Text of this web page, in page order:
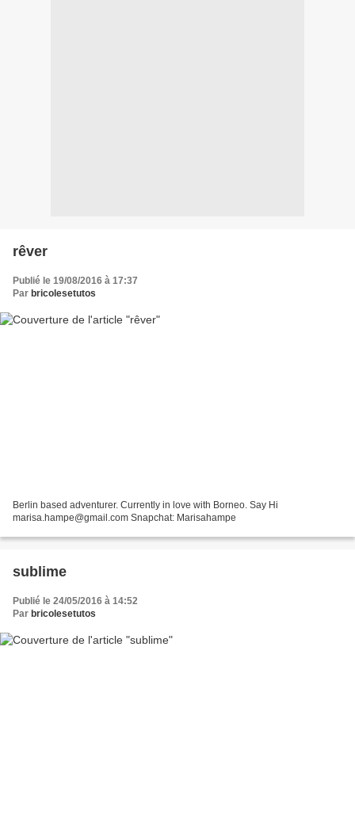
rêver
Publié le 19/08/2016 à 17:37
Par bricolesetutos
Berlin based adventurer. Currently in love with Borneo. Say Hi
marisa.hampe@gmail.com Snapchat: Marisahampe
sublime
Publié le 24/05/2016 à 14:52
Par bricolesetutos